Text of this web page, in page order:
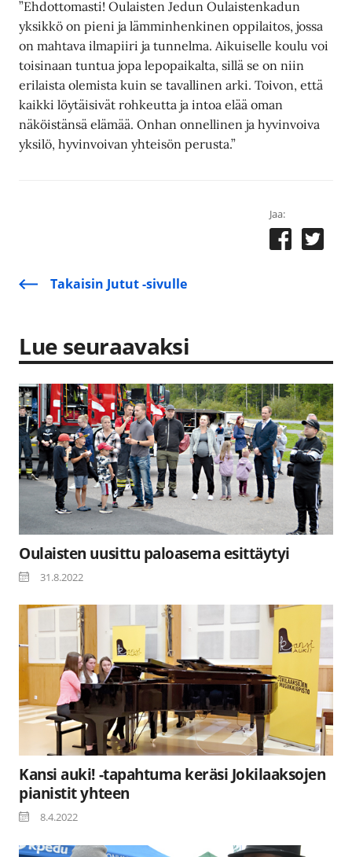
”Ehdottomasti! Oulaisten Jedun Oulaistenkadun
yksikkö on pieni ja lämminhenkinen oppilaitos, jossa
on mahtava ilmapiiri ja tunnelma. Aikuiselle koulu voi
toisinaan tuntua jopa lepopaikalta, sillä se on niin
erilaista olemista kuin se tavallinen arki. Toivon, että
kaikki löytäisivät rohkeutta ja intoa elää oman
näköistänsä elämää. Onhan onnellinen ja hyvinvoiva
yksilö, hyvinvoivan yhteisön perusta.”
Jaa:
Takaisin Jutut -sivulle
Lue seuraavaksi
Oulaisten uusittu paloasema esittäytyi
31.8.2022
Kansi auki! -tapahtuma keräsi Jokilaaksojen
pianistit yhteen
8.4.2022